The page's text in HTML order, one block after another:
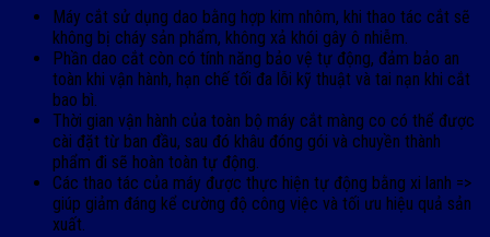
Máy cắt sử dụng dao bằng hợp kim nhôm, khi thao tác cắt sẽ
không bị cháy sản phẩm, không xả khói gây ô nhiễm.
Phần dao cắt còn có tính năng bảo vệ tự động, đảm bảo an
toàn khi vận hành, hạn chế tối đa lỗi kỹ thuật và tai nạn khi cắt
bao bì.
Thời gian vận hành của toàn bộ máy cắt màng co có thể được
cài đặt từ ban đầu, sau đó khâu đóng gói và chuyền thành
phẩm đi sẽ hoàn toàn tự động.
Các thao tác của máy được thực hiện tự động bằng xi lanh =>
giúp giảm đáng kể cường độ công việc và tối ưu hiệu quả sản
xuất.